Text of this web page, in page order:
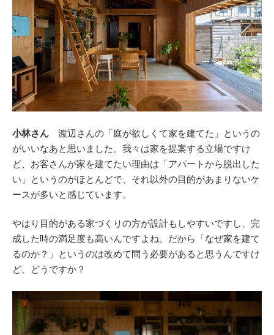
小林さん 渡辺さんの「庭が欲しくて家を建てた」というの
がいいなあと思いました。我々は家を提案する立場ですけ
ど、お客さんが家を建てたい理由は「アパートから脱出した
い」というのがほとんどで、それ以外の目的があまりないケ
ースが多いと感じています。
やはり目的がある家づくりの方が設計もしやすいですし、完
成した時の満足度も高いんですよね。だから「なぜ家を建て
るのか？」というのは改めて問う必要があると思うんですけ
ど、どうですか？